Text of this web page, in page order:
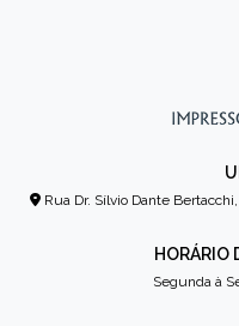
Rua Dr. Sílvio Dante
HORÁRIO
Segunda à